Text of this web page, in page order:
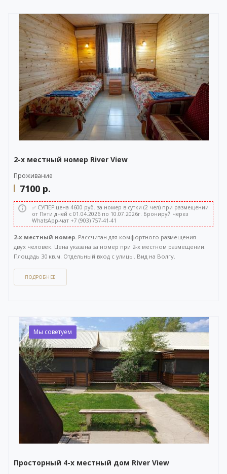
2-х местный номер River View
Проживание
7100 р.
✅ СУПЕР цена 4600 руб. за номер в сутки (2 чел) при размещении
от Пяти дней с 01.04.2026 по 10.07.2026г. Бронируй через
WhatsApp-чат +7 (903) 757-41-41
2-х местный номер. Рассчитан для комфортного размещения
двух человек. Цена указана за номер при 2-х местном размещении. .
Площадь 30 кв.м. Отдельный вход с улицы. Вид на Волгу.
Как забронировать этот вариант?
WhatsApp-чата также расположена в правом нижнем углу нашего
сайта.
ПОДРОБНЕЕ
Мы советуем
Просторный 4-х местный дом River View